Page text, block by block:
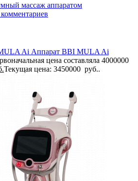
массаж аппаратом
Аппарат BBI MULA Ai
цена составляла 4000000
Текущая цена: 3450000 руб..